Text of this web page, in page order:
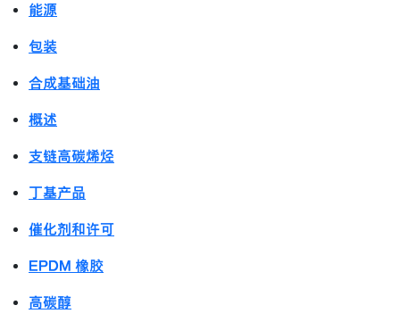
能源
包装
合成基础油
概述
支链高碳烯烃
丁基产品
催化剂和许可
EPDM 橡胶
高碳醇